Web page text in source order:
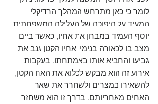
לומר כי כאן מתרחש המהלך הרדיקלי
המעיד על היפוכה של העלילה המשפחתית.
יוסף העמיד במבחן את אחיו, כאשר ביים
מצב בו לכאורה בנימין אחיו הקטן גנב את
גביעו והחביא אותו באמתחתו. בעקבות
אירוע זה הוא מבקש לכלוא את האח הקטן,
להשאירו במצרים ולשחרר את שאר
האחים מאחריותם. בדרך זו הוא משחזר